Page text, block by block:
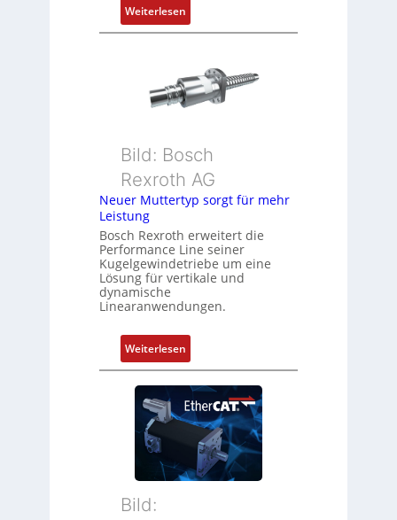
o
s
i
o
m
s
u
n
g
n
d
Z
u
s
t
a
s
Weiterlesen:
D
h
g
e
k
m
b
i
i
r
t
P
o
s
i
Bild: Bosch
Rexroth AG
Neuer Muttertyp sorgt für mehr
Leistung
Bosch Rexroth erweitert die
Performance Line seiner
Kugelgewindetriebe um eine
Lösung für vertikale und
dynamische
Linearanwendungen.
Weiterlesen:
N
e
u
e
u
Bild: